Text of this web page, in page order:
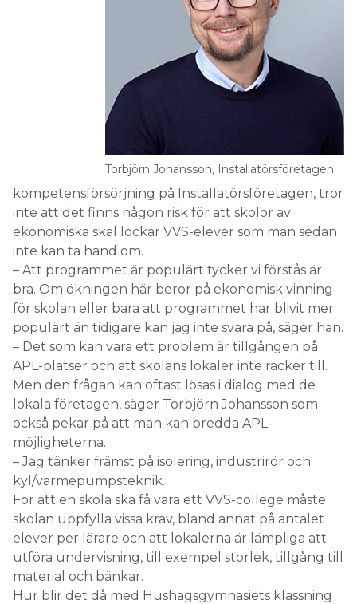
Torbjörn Johansson, Installatörsföretagen
kompetensförsörjning på Installatörsföretagen, tror
inte att det finns någon risk för att skolor av
ekonomiska skäl lockar VVS-elever som man sedan
inte kan ta hand om.
– Att programmet är populärt tycker vi förstås är
bra. Om ökningen här beror på ekonomisk vinning
för skolan eller bara att programmet har blivit mer
populärt än tidigare kan jag inte svara på, säger han.
– Det som kan vara ett problem är tillgången på
APL-platser och att skolans lokaler inte räcker till.
Men den frågan kan oftast lösas i dialog med de
lokala företagen, säger Torbjörn Johansson som
också pekar på att man kan bredda APL-
möjligheterna.
– Jag tänker främst på isolering, industrirör och
kyl/värmepumpsteknik.
För att en skola ska få vara ett VVS-college måste
skolan uppfylla vissa krav, bland annat på antalet
elever per lärare och att lokalerna är lämpliga att
utföra undervisning, till exempel storlek, tillgång till
material och bänkar.
Hur blir det då med Hushagsgymnasiets klassning